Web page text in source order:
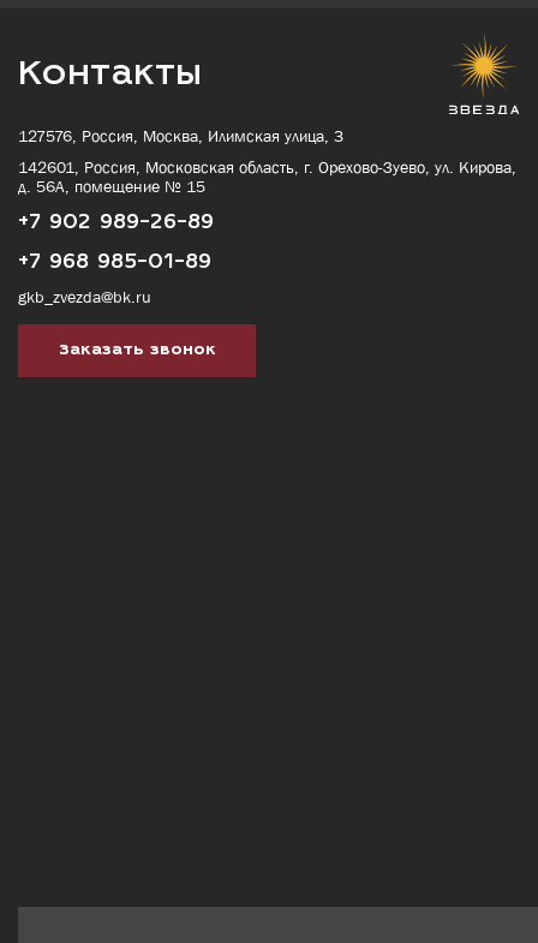
Контакты
127576, Россия, Москва, Илимская улица, 3
142601, Россия, Московская область, г. Орехово-Зуево, ул. Кирова,
д. 56А, помещение № 15
+7 902 989-26-89
+7 968 985-01-89
gkb_zvezda@bk.ru
Заказать звонок